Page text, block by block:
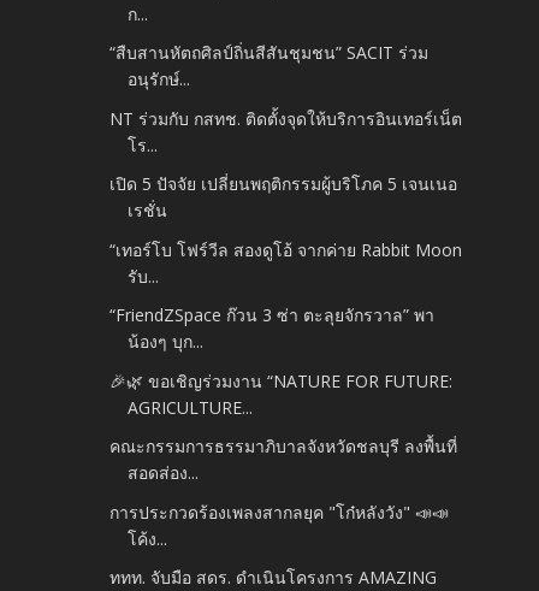
ก...
“สืบสานหัตถศิลป์ถิ่นสีสันชุมชน” SACIT ร่วม
อนุรักษ์...
NT ร่วมกับ กสทช. ติดตั้งจุดให้บริการอินเทอร์เน็ต
โร...
เปิด 5 ปัจจัย เปลี่ยนพฤติกรรมผู้บริโภค 5 เจนเนอ
เรชั่น
“เทอร์โบ โฟร์วีล สองดูโอ้ จากค่าย Rabbit Moon
รับ...
“FriendZSpace ก๊วน 3 ซ่า ตะลุยจักรวาล” พา
น้องๆ บุก...
🎉🌿 ขอเชิญร่วมงาน “NATURE FOR FUTURE:
AGRICULTURE...
คณะกรรมการธรรมาภิบาลจังหวัดชลบุรี ลงพื้นที่
สอดส่อง...
การประกวดร้องเพลงสากลยุค "โก๋หลังวัง" 📣📣
โค้ง...
ททท. จับมือ สดร. ดำเนินโครงการ AMAZING